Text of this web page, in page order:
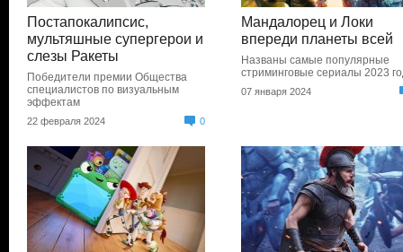
Постапокалипсис,
мультяшные супергерои и
слезы Ракеты
Победители премии Общества
специалистов по визуальным
эффектам
22 февраля 2024 0
Мандалорец и Локи
впереди планеты всей
Названы самые популярные
стриминговые сериалы 2023
07 января 2024